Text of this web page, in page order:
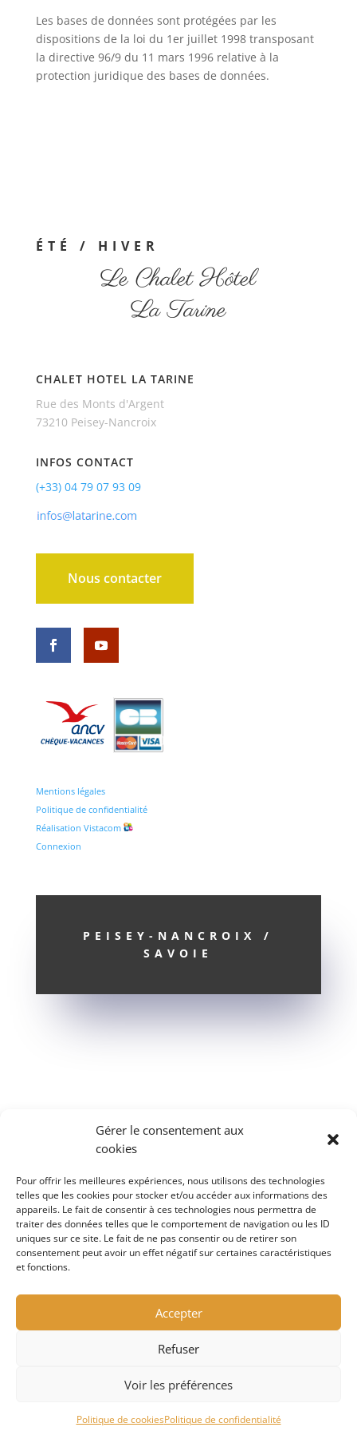
Gérer le consentement aux
cookies
Pour offrir les meilleures expériences, nous utilisons des technologies
telles que les cookies pour stocker et/ou accéder aux informations des
appareils. Le fait de consentir à ces technologies nous permettra de
traiter des données telles que le comportement de navigation ou les ID
uniques sur ce site. Le fait de ne pas consentir ou de retirer son
consentement peut avoir un effet négatif sur certaines caractéristiques
et fonctions.
Accepter
Refuser
Voir les préférences
Politique de cookiesPolitique de confidentialité
Les bases de données sont protégées par les
dispositions de la loi du 1er juillet 1998 transposant
la directive 96/9 du 11 mars 1996 relative à la
protection juridique des bases de données.
ÉTÉ / HIVER
Le Chalet Hôtel
La Tarine
CHALET HOTEL LA TARINE
Rue des Monts d'Argent
73210 Peisey-Nancroix
INFOS CONTACT
(+33) 04 79 07 93 09
Nous contacter
Mentions légales
Politique de confidentialité
Réalisation Vistacom
Connexion
PEISEY-NANCROIX /
SAVOIE